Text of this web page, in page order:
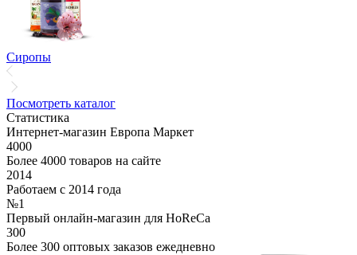
Сиропы
Посмотреть каталог
Статистика
Интернет-магазин Европа Маркет
4000
Более 4000 товаров на сайте
2014
Работаем с 2014 года
№1
Первый онлайн-магазин для HoReCa
300
Более 300 оптовых заказов ежедневно